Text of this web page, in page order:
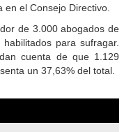
el Consejo Directivo.
de 3.000 abogados de
para sufragar.
cuenta de que 1.129
un 37,63% del total.